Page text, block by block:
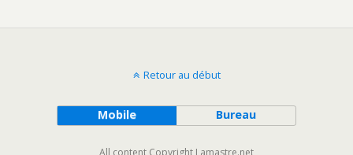
Retour au début
Mobile Bureau
All content Copyright Lamastre.net